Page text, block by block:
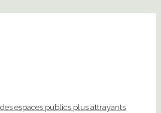
espaces publics plus attrayants